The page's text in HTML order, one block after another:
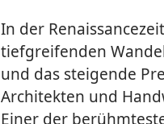
In der
tiefgreifenden
und das steigende
Architekten und
Einer der